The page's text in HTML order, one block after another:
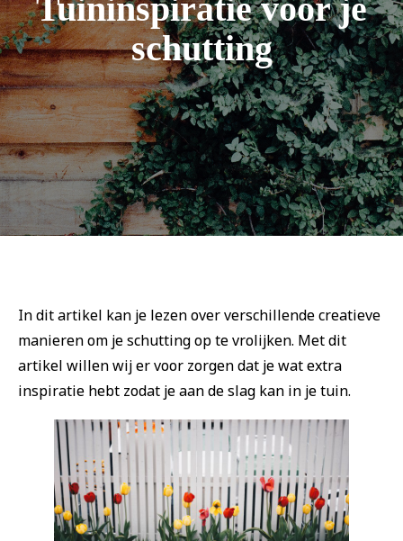
Vrienden
Tuininspiratie voor je
schutting
In dit artikel kan je lezen over verschillende creatieve
manieren om je schutting op te vrolijken. Met dit
artikel willen wij er voor zorgen dat je wat extra
inspiratie hebt zodat je aan de slag kan in je tuin.